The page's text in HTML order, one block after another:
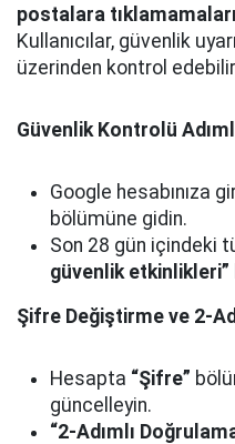
postalara tıklamamaları
Kullanıcılar, güvenlik
üzerinden kontrol
Güvenlik Kontrolü
Google hesabınıza
bölümüne gidin.
Son 28 gün içindeki
güvenlik etkinlikleri”
Şifre Değiştirme ve 2-
Hesapta “Şifre”
güncelleyin.
“2-Adımlı